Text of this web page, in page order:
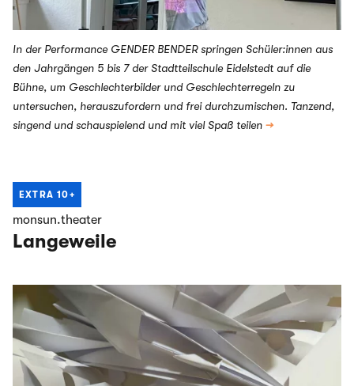
In der Performance GENDER BENDER springen Schüler:innen aus
den Jahrgängen 5 bis 7 der Stadtteilschule Eidelstedt auf die
Bühne, um Geschlechterbilder und Geschlechterregeln zu
untersuchen, herauszufordern und frei durchzumischen. Tanzend,
singend und schauspielend und mit viel Spaß teilen →
EXTRA10+
monsun.theater
Langeweile